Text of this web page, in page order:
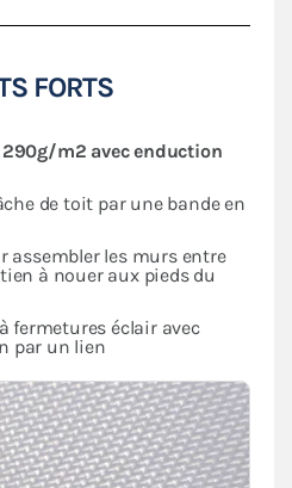
FORTS
290g/m2 avec enduction
de toit par une bande en
assembler les murs entre
à nouer aux pieds du
fermetures éclair avec
par un lien